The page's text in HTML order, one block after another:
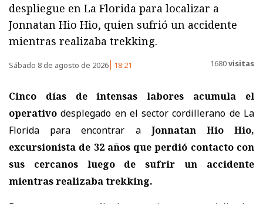
despliegue en La Florida para localizar a
Jonnatan Hio Hio, quien sufrió un accidente
mientras realizaba trekking.
Sábado 8 de agosto de 2026 18:21 1680visitas
Cinco días de intensas labores acumula el
operativo desplegado en el sector cordillerano de La
Florida para encontrar a Jonnatan Hio Hio,
excursionista de 32 años que perdió contacto con
sus cercanos luego de sufrir un accidente
mientras realizaba trekking.